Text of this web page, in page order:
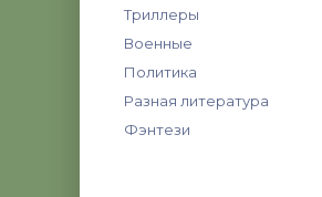
Триллеры
Военные
Политика
Разная литература
Фэнтези